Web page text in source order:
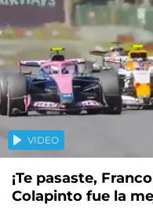
VIDEO
¡Te pasaste,
Colapinto fue la